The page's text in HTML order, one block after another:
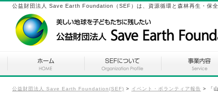
公益財団法人 Save Earth Foundation（SEF）は、資源循環と森林再生・保
公益財団法人 Save Earth Foundation(SEF) > イベント・ボランティア報告 > 「